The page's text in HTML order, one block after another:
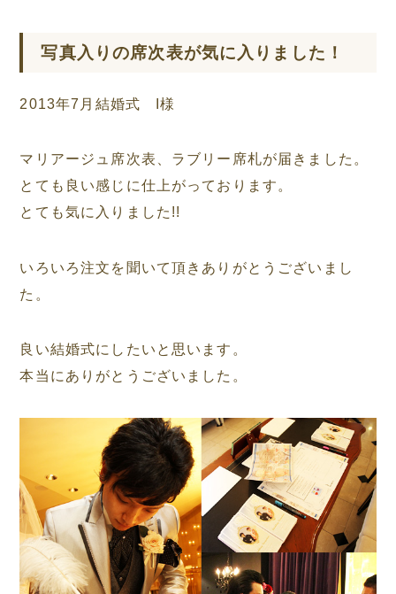
写真入りの席次表が気に入りました！
2013年7月結婚式 I様
マリアージュ席次表、ラブリー席札が届きました。
とても良い感じに仕上がっております。
とても気に入りました!!
いろいろ注文を聞いて頂きありがとうございまし
た。
良い結婚式にしたいと思います。
本当にありがとうございました。